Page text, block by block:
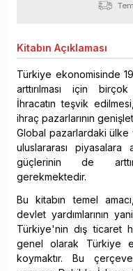
Kitabın Açıklaması
Türkiye ekonomisinde
arttırılması için
İhracatın teşvik
ihraç pazarlarının
Global pazarlardaki ülke
uluslararası piyasalara
güçlerinin de
gerekmektedir.
Bu kitabın temel
devlet yardımlarının
Türkiye'nin dış ticaret
genel olarak Türkiye
koymaktır. Bu